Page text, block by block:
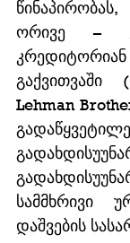
ორივე –
Lehman
სამმხრივი
დაშვების